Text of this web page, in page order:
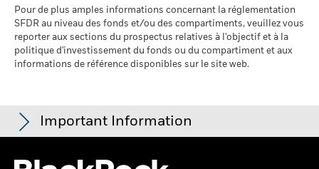
% de couverture MSCI
Weighted Average Carbon
Intensity
au 17/juil./2026
98,39
du fonds peuvent parfois différer des Notations de fonds ESG
MSCI.
Pour être inclus dans les Notations de fonds MSCI ESG, 65 %
charbon thermique ou des sables bitumineux, tel que défini
par MSCI ESG Research. L’exposition aux entreprises qui
génèrent des revenus à partir du charbon thermique ou des
sables bitumineux (à un seuil de revenus de 0 %), telle que
définie par MSCI ESG Research, se répartit comme suit :
Les indicateurs de participation aux secteurs d'activité sont
calculés par BlackRock à l’aide des données de MSCI ESG
société aux différents secteurs d'activité. BlackRock s’appuie
Pour de plus amples informations concernant la réglementation
SFDR au niveau des fonds et/ou des compartiments, veuillez vous
reporter aux sections du prospectus relatives à l'objectif et à la
politique d'investissement du fonds ou du compartiment et aux
informations de référence disponibles sur le site web.
Important Information
Pour les fonds dont l'objectif de placement comprend des critères